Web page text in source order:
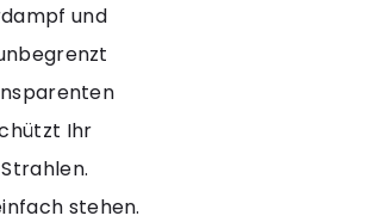
und
Ihr
stehen.